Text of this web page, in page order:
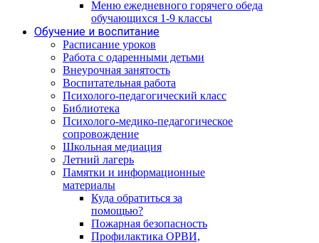
Меню ежедневного горячего обеда
обучающихся 1-9 классы
Обучение и воспитание
Расписание уроков
Работа с одаренными детьми
Внеурочная занятость
Воспитательная работа
Психолого-педагогический класс
Библиотека
Психолого-медико-педагогическое
сопровождение
Школьная медиация
Летний лагерь
Памятки и информационные
материалы
Куда обратиться за
помощью?
Пожарная безопасность
Профилактика ОРВИ,